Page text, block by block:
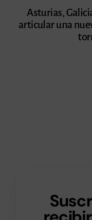
Asturias,
articular una